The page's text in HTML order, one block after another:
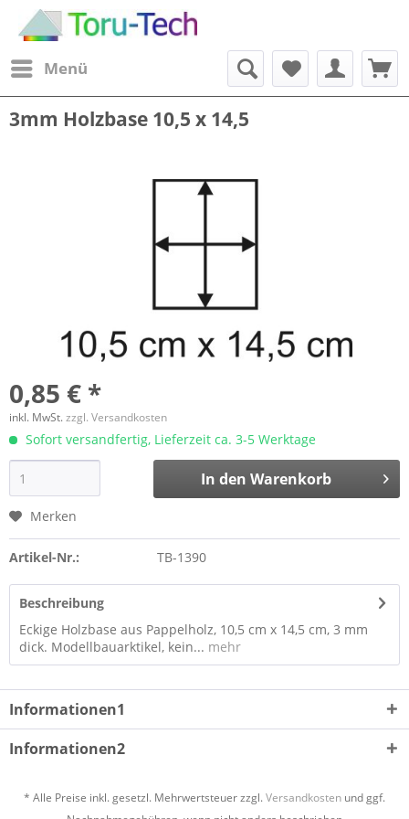
Menü
3mm Holzbase 10,5 x 14,5
0,85 € *
inkl. MwSt.zzgl. Versandkosten
Sofort versandfertig, Lieferzeit ca. 3-5 Werktage
In den Warenkorb
Merken
Artikel-Nr.: TB-1390
Beschreibung
Eckige Holzbase aus Pappelholz, 10,5 cm x 14,5 cm, 3 mm
dick. Modellbauarktikel, kein... mehr
Informationen1
Informationen2
* Alle Preise inkl. gesetzl. Mehrwertsteuer zzgl.Versandkosten und ggf.